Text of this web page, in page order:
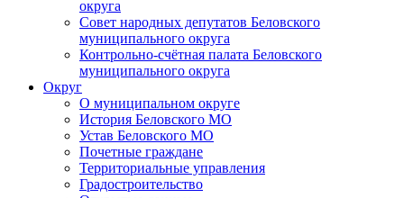
округа
Совет народных депутатов Беловского
муниципального округа
Контрольно-счётная палата Беловского
муниципального округа
Округ
О муниципальном округе
История Беловского МО
Устав Беловского МО
Почетные граждане
Территориальные управления
Градостроительство